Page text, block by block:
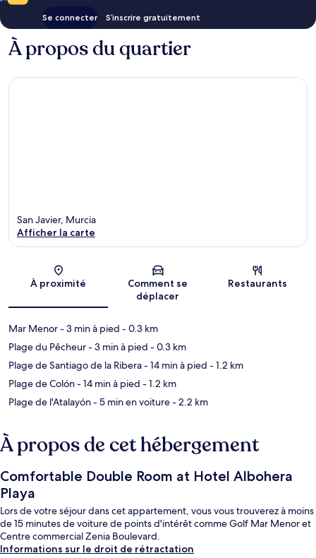
Se connecter S’inscrire gratuitement
À propos du quartier
Carte
San Javier, Murcia
Afficher la carte
À proximité
Comment se
déplacer
Restaurants
Mar Menor- 3 min à pied - 0.3 km
Plage du Pêcheur- 3 min à pied - 0.3 km
Plage de Santiago de la Ribera- 14 min à pied - 1.2 km
Plage de Colón- 14 min à pied - 1.2 km
Plage de l'Atalayón- 5 min en voiture- 2.2 km
À propos de cet hébergement
Comfortable Double Room at Hotel Albohera
Playa
Lors de votre séjour dans cet appartement, vous vous trouverez à moins
de 15 minutes de voiture de points d'intérêt comme Golf Mar Menor et
Centre commercial Zenia Boulevard.
Informations sur le droit de rétractation